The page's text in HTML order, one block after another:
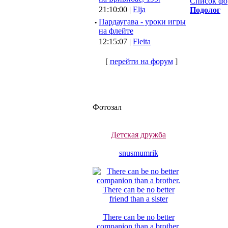
21:10:00 | Elja
· Пардаугава - уроки игры
на флейте
12:15:07 | Fleita
[ перейти на форум]
Фотозал
Детская дружба
snusmumrik
There can be no better
companion than a brother.
Подолог